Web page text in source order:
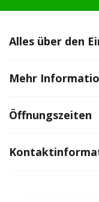
Alles über den
Mehr
Öffnungszeiten